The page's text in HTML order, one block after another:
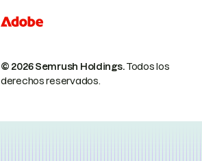
© 2026 Semrush Holdings.Todos los
derechos reservados.